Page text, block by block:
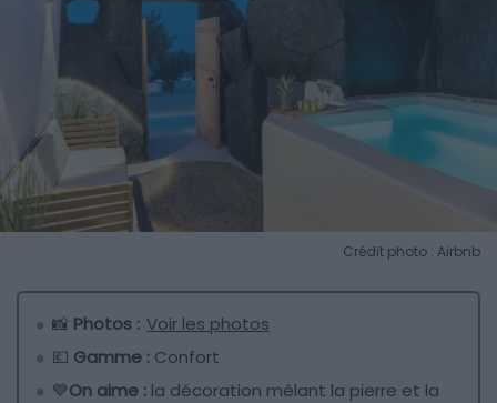
Crédit photo : Airbnb
📸 Photos : Voir les photos
💶 Gamme : Confort
💙On aime : la décoration mêlant la pierre et la